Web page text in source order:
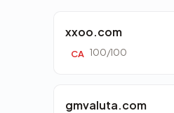
xxoo.com
CA 100/100
gmvaluta.com